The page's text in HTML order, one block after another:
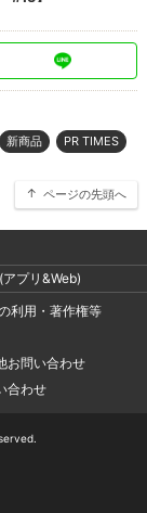
新商品 PR TIMES
ページの先頭へ
プリ&Web)
利用・著作権等
お問い合わせ
合わせ